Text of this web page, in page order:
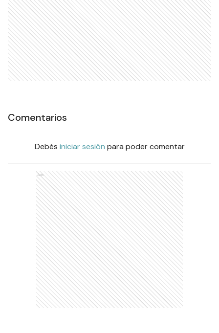
Comentarios
Debés iniciar sesión para poder comentar
Ads